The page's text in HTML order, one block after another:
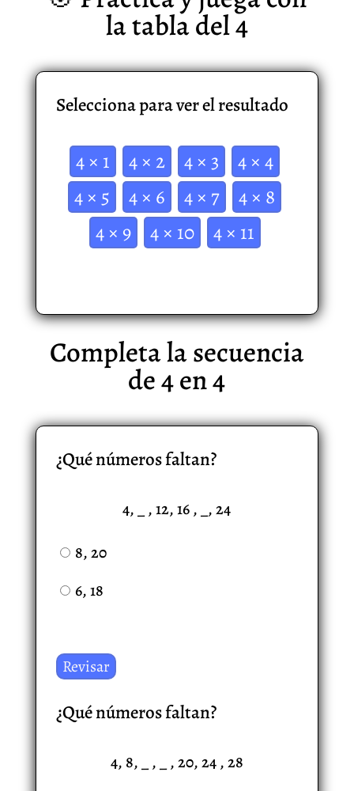
la tabla del 4
Selecciona para ver el resultado
4 × 1 4 × 2 4 × 3
4 × 4
4 × 5
4 × 6 4 × 7
4 × 8
4 × 9
4 × 10 4 × 11
Completa la secuencia
de 4 en 4
¿Qué números faltan?
4, _ , 12, 16 , _, 24
8, 20
6, 18
¿Qué números faltan?
4, 8, _ , _ , 20, 24 , 28